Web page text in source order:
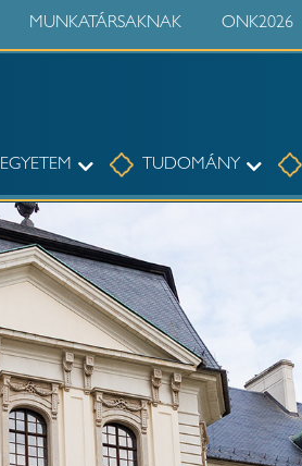
MUNKATÁRSAKNAK ONK2026
EGYETEM EgyetemTUDOMÁNY